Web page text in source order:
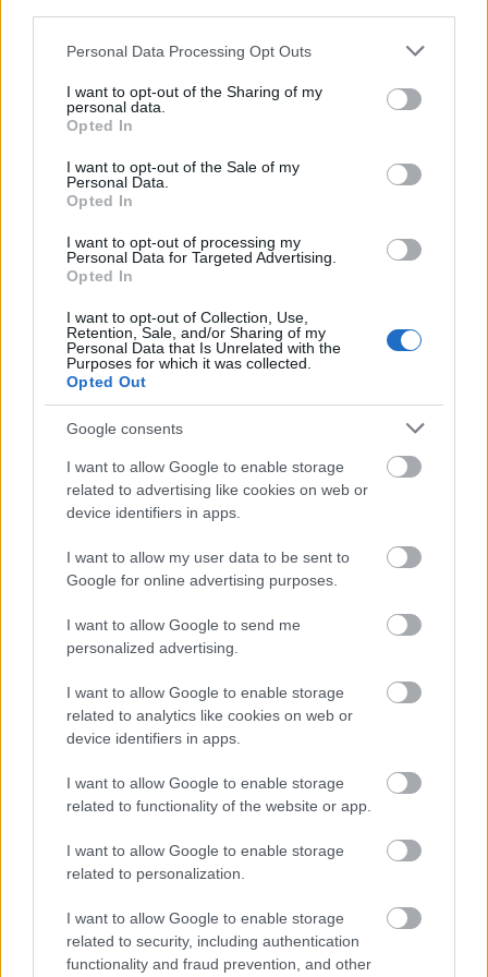
Please note that this website/app uses one or more Google
not limited to your visit or usage behaviour. You may click to
grant or deny consent to Google and its third-party tags to
use your data for below specified purposes in below Google
consent section.
Personal Data Processing Opt Outs
I want to opt-out of the Sharing of my
personal data.
Opted In
I want to opt-out of the Sale of my
Personal Data.
Opted In
I want to opt-out of processing my
Personal Data for Targeted Advertising.
Opted In
I want to opt-out of Collection, Use,
Retention, Sale, and/or Sharing of my
Personal Data that Is Unrelated with the
Purposes for which it was collected.
Opted Out
Google consents
I want to allow Google to enable storage
related to advertising like cookies on web or
device identifiers in apps.
I want to allow my user data to be sent to
Google for online advertising purposes.
I want to allow Google to send me
personalized advertising.
I want to allow Google to enable storage
related to analytics like cookies on web or
device identifiers in apps.
I want to allow Google to enable storage
related to functionality of the website or app.
I want to allow Google to enable storage
related to personalization.
I want to allow Google to enable storage
related to security, including authentication
functionality and fraud prevention, and other
Elmennek ám oda ahová gondolom!!! Még jó, hogy
legalább "időben" szóltak, így lehet mást szervezni. :(
Remélem a továbbiakban nem állunk szóba az ilyen
komolytalan lúzerekkel!
16 éve
Ha van jégidő, tényleg megérné elhívni a
romániai/horvát, esetleg szlovén válogatottat, akár
önköltséges alapon. A semminél nekik is jobb... A
szerencsétlen litván szövi meg így járt...
Zsiraf78
16 éve
@B. Surdilovic: Három románal nem lehet játszani:))
Azt az elkényeztetett hokiszurkoló
mindenségit!
16 éve
egy wellness-hétvége többet érne
16 éve
@fradigy: Igazad van:))öszetartásnak jo de ebböl